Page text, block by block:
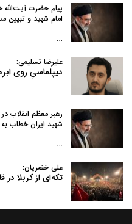
پیام حضرت آیت‌الله
امام شهید و تبیین
…
علیرضا تسلیمی:
دیپلماسیِ روی
رهبر معظم انقلاب
شهید ایران خطاب
…
علی خضریان:
تکه‌ای از کربلا در